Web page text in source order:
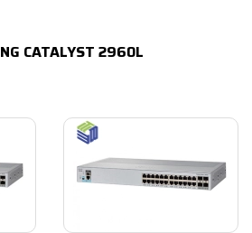
CATALYST 2960L